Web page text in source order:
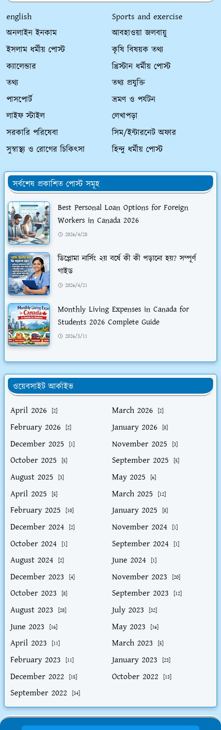
english
Sports and exercise
অনলাইন ইনকাম
আবহাওয়া জলবায়ু
ইসলাম ধর্মীয় পোস্ট
কৃষি বিষয়ক তথ্য
ক্যালেন্ডার
খ্রিস্টান ধর্মীয় পোস্ট
তথ্য
তথ্য প্রযুক্তি
পাসপোর্ট
ভ্রমণ ও পর্যটন
লাইফ স্টাইল
লেখাপড়া
সরকারি পরিষেবা
সিম/ইন্টারনেট অফার
সুস্বাস্থ্য ও রোগের চিকিৎসা
হিন্দু ধর্মীয় পোস্ট
সর্বশেষ প্রকাশিত পোস্ট সমূহ
Best Personal Loan Options for Foreign
Workers in Canada 2026
2026/4/28
ডিপ্লোমা নার্সিং ২য় বর্ষে কী কী পড়ানো হয়? সম্পূর্ণ
গাইড
2026/4/21
Monthly Living Expenses in Canada for
Students 2026 Complete Guide
2026/3/11
ওয়েবসাইট আর্কাইভ
April 2026
[2] March 2026 [2]
February 2026 [2] January 2026 [8]
December 2025 [1] November 2025 [3]
October 2025 [5] September 2025 [5]
August 2025 [3] May 2025 [6]
April 2025 [5] March 2025 [12]
February 2025 [10] January 2025 [8]
December 2024 [2] November 2024 [1]
October 2024 [1] September 2024 [1]
August 2024 [2] June 2024 [1]
December 2023 [4] November 2023 [20]
October 2023 [8] September 2023 [12]
August 2023 [28] July 2023 [32]
June 2023 [16] May 2023 [16]
April 2023 [11] March 2023 [5]
February 2023 [11] January 2023 [23]
December 2022 [15] October 2022 [13]
September 2022 [34]